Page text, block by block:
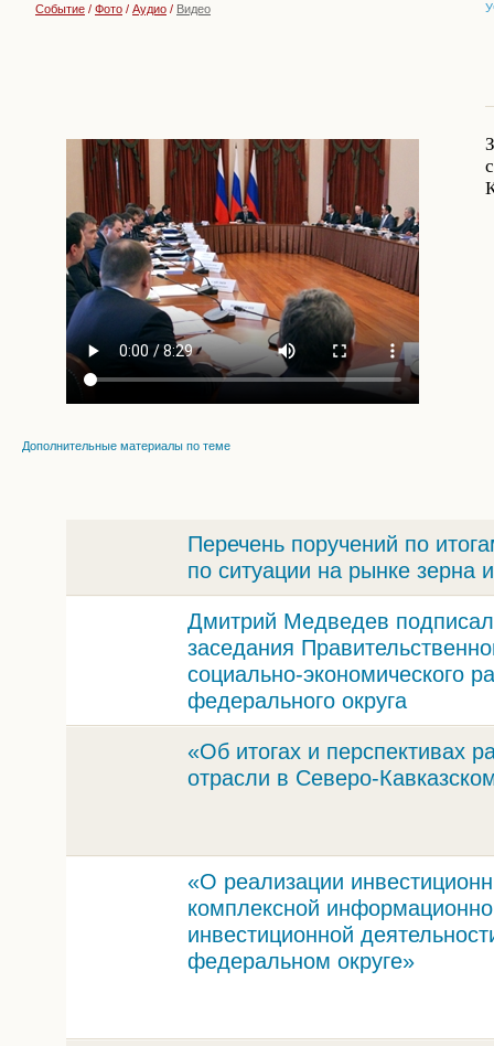
Событие / Фото / Аудио / Видео
Дополнительные материалы по теме
Перечень поручений по
по ситуации на рынке зерна
Дмитрий Медведев
заседания
социально-экономического
федерального округа
«Об итогах и перспективах
отрасли в Северо-
«О реализации
комплексной
инвестиционной
федеральном округе»